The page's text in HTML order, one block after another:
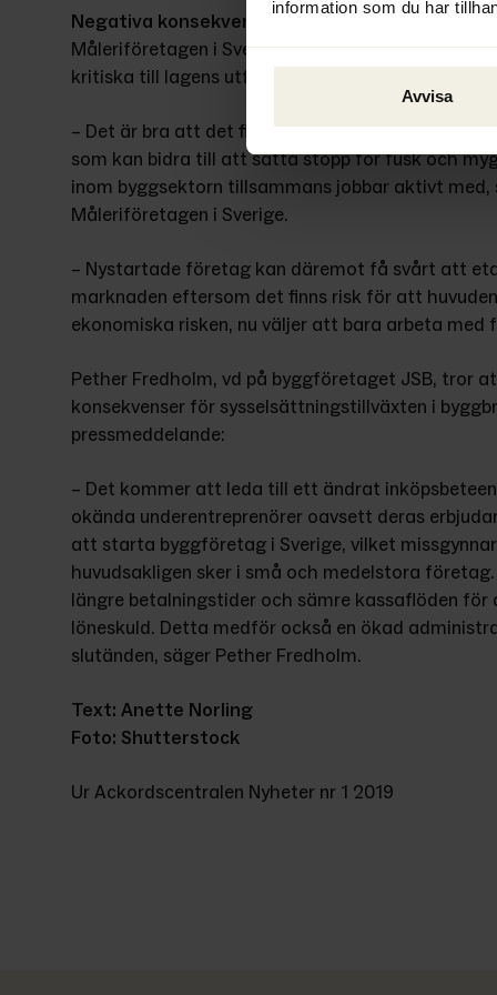
information som du har
Avvisa
Negativa konsekvenser för sysselsättningen
Måleriföretagen i Sverige välkomnar att
kritiska till lagens utformning.
– Det är bra att det finns en vilja hos politikerna
som kan bidra till att sätta stopp för fusk och
inom byggsektorn tillsammans jobbar aktivt med,
Måleriföretagen i Sverige.
– Nystartade företag kan däremot få svårt att
marknaden eftersom det finns risk för att
ekonomiska risken, nu väljer att bara arbeta
Pether Fredholm, vd på byggföretaget JSB, tror
konsekvenser för sysselsättningstillväxten i
pressmeddelande:
– Det kommer att leda till ett ändrat
okända underentreprenörer oavsett deras
att starta byggföretag i Sverige, vilket
huvudsakligen sker i små och medelstora
längre betalningstider och sämre kassaflöden för
löneskuld. Detta medför också en ökad
slutänden, säger Pether Fredholm.
Text: Anette Norling
Foto: Shutterstock
Ur Ackordscentralen Nyheter nr 1 2019